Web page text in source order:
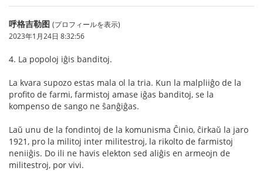
呼格吉勒图 (プロフィールを表示)
2023年1月24日 8:32:56
4. La popoloj iĝis banditoj.
La kvara supozo estas mala ol la tria. Kun la malpliiĝo de la
profito de farmi, farmistoj amase iĝas banditoj, se la
kompenso de sango ne ŝanĝiĝas.
Laŭ unu de la fondintoj de la komunisma Ĉinio, ĉirkaŭ la jaro
1921, pro la militoj inter militestroj, la rikolto de farmistoj
neniiĝis. Do ili ne havis elekton sed aliĝis en armeojn de
militestroj, por vivi.